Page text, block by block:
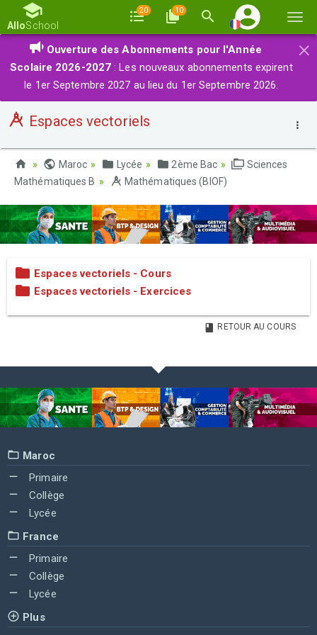
la
AlloSchool
20 10
×
Ouverture des Abonnements pour l'Année
Scolaire 2026-2027 : Les nouveaux abonnements expirent
le 1er Septembre 2027 au lieu du 1er Septembre 2026.
Espaces vectoriels
Maroc Lycée 2ème Bac
Sciences
Mathématiques B
Mathématiques (BIOF)
Espaces vectoriels - Cours
Espaces vectoriels - Exercices
RETOUR AU COURS
Maroc
Primaire
Collège
Lycée
France
Primaire
Collège
Lycée
Plus